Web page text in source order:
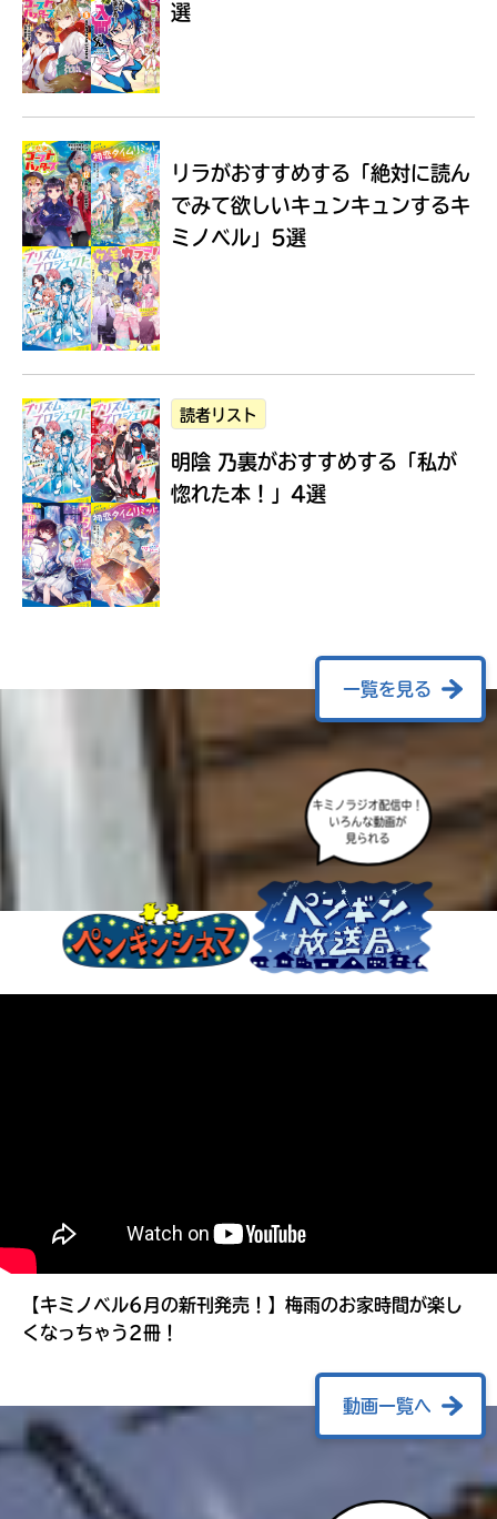
Loading...
選
リラがおすすめする 「絶対に読ん
でみて欲しいキュンキュンするキ
ミノベル」5選
読者リスト
明陰 乃裏がおすすめする 「私が
惚れた本！」4選
一覧を見る
キミノラジオ配信中！
いろんな動画が
見られる
【キミノベル6月の新刊発売！】梅雨のお家時間が楽し
くなっちゃう2冊！
動画一覧へ
に
エ
も
度
み
て
ね
る